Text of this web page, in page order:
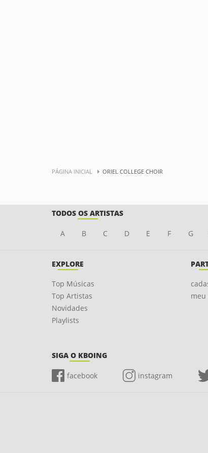
PÁGINA INICIAL ORIEL COLLEGE CHOIR
TODOS OS ARTISTAS
A B C D E F G
EXPLORE
Top Músicas
Top Artistas
Novidades
Playlists
meu
SIGA O KBOING
facebook instagram